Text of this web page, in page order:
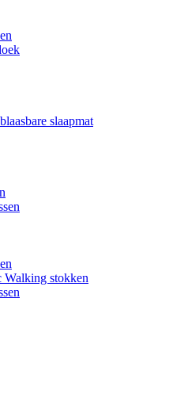
slaapmat
Walking stokken